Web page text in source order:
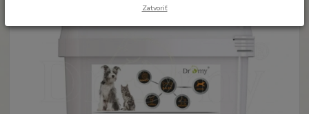
Zatvoriť